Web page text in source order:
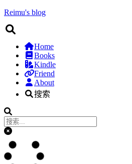
Reimu's blog
Home
Books
Kindle
Friend
About
搜索